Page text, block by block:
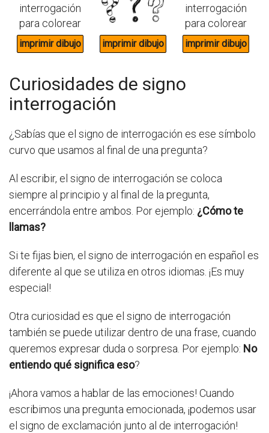
Curiosidades de signo
interrogación
¿Sabías que el signo de interrogación es ese símbolo
curvo que usamos al final de una pregunta?
Al escribir, el signo de interrogación se coloca
siempre al principio y al final de la pregunta,
encerrándola entre ambos. Por ejemplo: ¿Cómo te
llamas?
Si te fijas bien, el signo de interrogación en español es
diferente al que se utiliza en otros idiomas. ¡Es muy
especial!
Otra curiosidad es que el signo de interrogación
también se puede utilizar dentro de una frase, cuando
queremos expresar duda o sorpresa. Por ejemplo: No
entiendo qué significa eso?
¡Ahora vamos a hablar de las emociones! Cuando
escribimos una pregunta emocionada, ¡podemos usar
el signo de exclamación junto al de interrogación!